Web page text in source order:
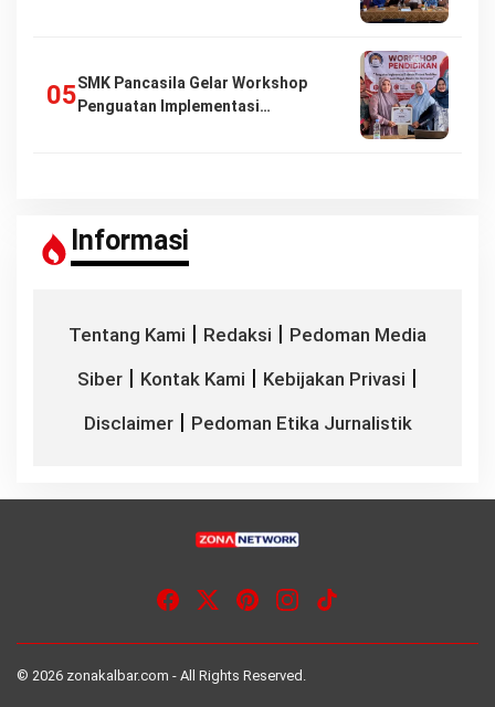
SMK Pancasila Gelar Workshop
Penguatan Implementasi…
Informasi
Tentang Kami | Redaksi | Pedoman Media
Siber | Kontak Kami | Kebijakan Privasi |
Disclaimer| Pedoman Etika Jurnalistik
© 2026 zonakalbar.com - All Rights Reserved.